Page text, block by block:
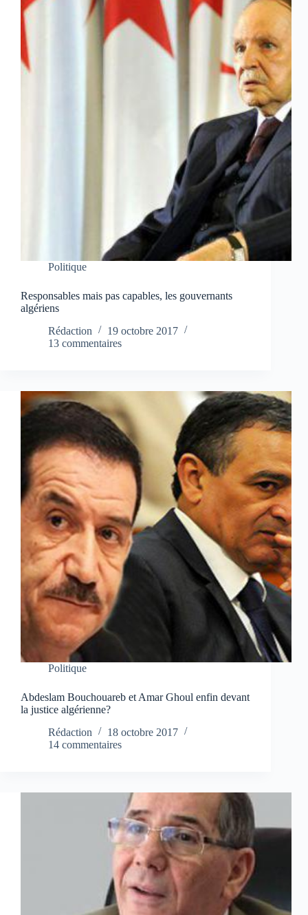
Politique
Responsables mais pas capables, les gouvernants
algériens
Rédaction
19 octobre 2017
13 commentaires
Politique
Abdeslam Bouchouareb et Amar Ghoul enfin devant
la justice algérienne?
Rédaction
18 octobre 2017
14 commentaires